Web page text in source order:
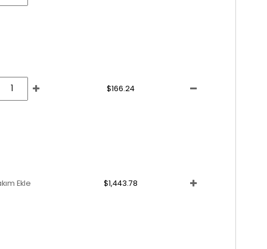
$166.24
Ekle $1,443.78